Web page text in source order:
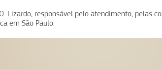
Lizardo, responsável pelo atendimento, pelas
em São Paulo.